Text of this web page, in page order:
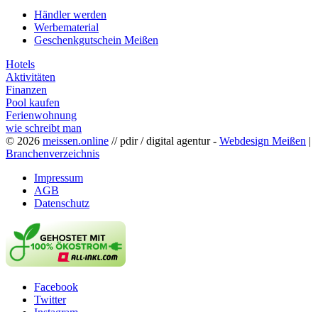
Händler werden
Werbematerial
Geschenkgutschein Meißen
Hotels
Aktivitäten
Finanzen
Pool kaufen
Ferienwohnung
wie schreibt man
© 2026 meissen.online // pdir / digital agentur - Webdesign Meißen |
Branchenverzeichnis
Impressum
AGB
Datenschutz
Facebook
Twitter